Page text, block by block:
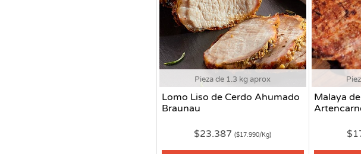
Pieza de 1.3 kg aprox
Lomo Liso de Cerdo Ahumado
Braunau
$23.387($17.990/Kg)
Malaya